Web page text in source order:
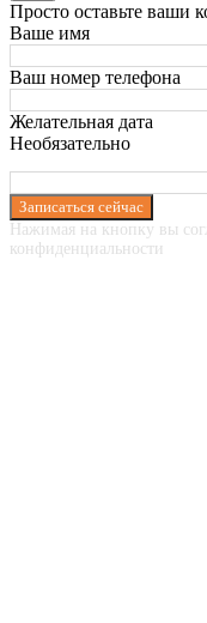
Просто оставьте ваши
Ваше имя
Ваш номер телефона
Желательная дата
Необязательно
Записаться сейчас
Нажимая на кнопку вы
конфиденциальности